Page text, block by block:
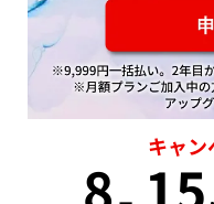
キャ